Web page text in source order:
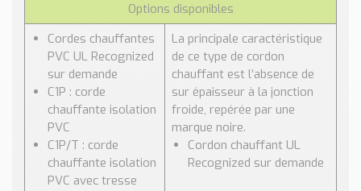
Options disponibles
Cordes chauffantes
PVC UL Recognized
sur demande
C1P : corde
chauffante isolation
PVC
C1P/T : corde
chauffante isolation
PVC avec tresse
La principale caractéristique
de ce type de cordon
chauffant est l’absence de
sur épaisseur à la jonction
froide, repérée par une
marque noire.
Cordon chauffant UL
Recognized sur demande